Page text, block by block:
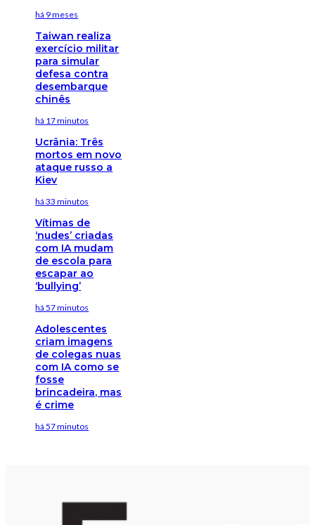
há 9 meses
Taiwan realiza
exercício militar
para simular
defesa contra
desembarque
chinês
há 17 minutos
Ucrânia: Três
mortos em novo
ataque russo a
Kiev
há 33 minutos
Vítimas de
‘nudes’ criadas
com IA mudam
de escola para
escapar ao
‘bullying’
há 57 minutos
Adolescentes
criam imagens
de colegas nuas
com IA como se
fosse
brincadeira, mas
é crime
há 57 minutos